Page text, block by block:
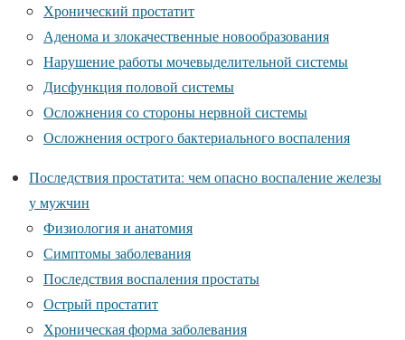
Хронический простатит
Аденома и злокачественные новообразования
Нарушение работы мочевыделительной системы
Дисфункция половой системы
Осложнения со стороны нервной системы
Осложнения острого бактериального воспаления
Последствия простатита: чем опасно воспаление железы
у мужчин
Физиология и анатомия
Симптомы заболевания
Последствия воспаления простаты
Острый простатит
Хроническая форма заболевания